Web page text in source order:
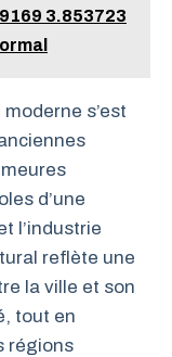
3.853723
s’est
d’une
l’industrie
reflète une
la ville et son
tout en
régions